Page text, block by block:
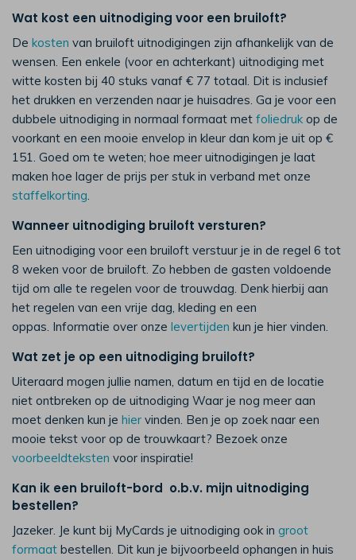
Wat kost een uitnodiging voor een bruiloft?
De kosten van bruiloft uitnodigingen zijn afhankelijk van de
wensen. Een enkele (voor en achterkant) uitnodiging met
witte kosten bij 40 stuks vanaf € 77 totaal. Dit is inclusief
het drukken en verzenden naar je huisadres. Ga je voor een
dubbele uitnodiging in normaal formaat met foliedruk op de
voorkant en een mooie envelop in kleur dan kom je uit op €
151. Goed om te weten; hoe meer uitnodigingen je laat
maken hoe lager de prijs per stuk in verband met onze
staffelkorting.
Wanneer uitnodiging bruiloft versturen?
Een uitnodiging voor een bruiloft verstuur je in de regel 6 tot
8 weken voor de bruiloft. Zo hebben de gasten voldoende
tijd om alle te regelen voor de trouwdag. Denk hierbij aan
het regelen van een vrije dag, kleding en een
oppas. Informatie over onze levertijden kun je hier vinden.
Wat zet je op een uitnodiging bruiloft?
Uiteraard mogen jullie namen, datum en tijd en de locatie
niet ontbreken op de uitnodiging Waar je nog meer aan
moet denken kun je hier vinden. Ben je op zoek naar een
mooie tekst voor op de trouwkaart? Bezoek onze
voorbeeldteksten voor inspiratie!
Kan ik een bruiloft-bord o.b.v. mijn uitnodiging
bestellen?
Jazeker. Je kunt bij MyCards je uitnodiging ook in groot
formaat bestellen. Dit kun je bijvoorbeeld ophangen in huis